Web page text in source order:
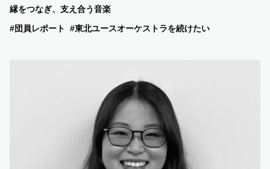
縁をつなぎ、支え合う音楽
#団員レポート
#東北ユースオーケストラを続けたい